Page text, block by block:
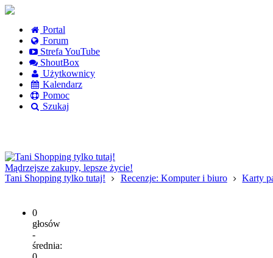
Portal
Forum
Strefa YouTube
ShoutBox
Użytkownicy
Kalendarz
Pomoc
Szukaj
Mądrzejsze zakupy, lepsze życie!
Tani Shopping tylko tutaj!
Recenzje: Komputer i biuro Karty
0
głosów
-
średnia: